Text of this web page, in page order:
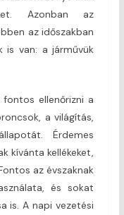
Azonban az
az időszakban
is van: a járművük
ellenőrizni a
a világítás,
Érdemes
kívánta kellékeket,
az évszaknak
és sokat
is. A napi vezetési